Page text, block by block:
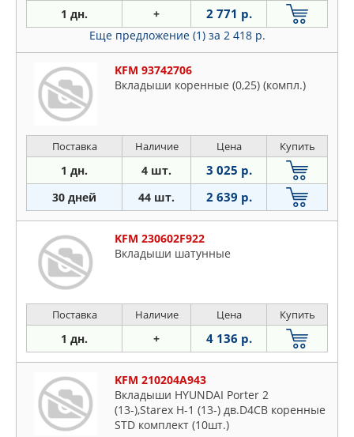
1 дн. + 2 771 р.
Еще предложение (1) за 2 418 р.
KFM 93742706
Вкладыши коренные (0,25) (компл.)
Поставка Наличие Цена Купить
1 дн. 4 шт. 3 025 р.
30 дней 44 шт. 2 639 р.
KFM 230602F922
Вкладыши шатунные
Поставка Наличие Цена Купить
1 дн. + 4 136 р.
KFM 210204A943
Вкладыши HYUNDAI Porter 2
(13-),Starex H-1 (13-) дв.D4CB коренные
STD комплект (10шт.)